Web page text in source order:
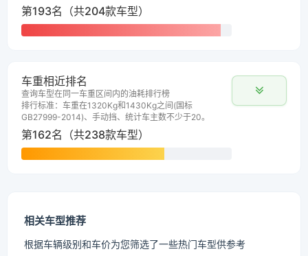
第193名（共204款车型）
车重相近排名
查询车型在同一车重区间内的油耗排行榜
排行标准：车重在1320Kg和1430Kg之间(国标
GB27999-2014)、手动挡、统计车主数不少于20。
第162名（共238款车型）
相关车型推荐
根据车辆级别和车价为您筛选了一些热门车型供参考